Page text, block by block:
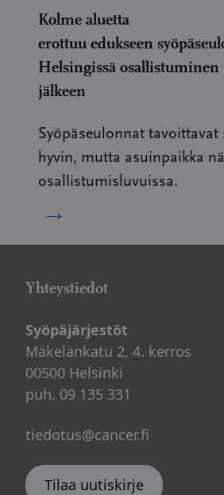
Kolme aluetta
erottuu edukseen
Helsingissä osallistuminen
jälkeen
Syöpäseulonnat tavoittavat
hyvin, mutta asuinpaikka
osallistumisluvuissa.
→
Yhteystiedot
Syöpäjärjestöt
Mäkelänkatu 2, 4. kerros
00500 Helsinki
puh. 09 135 331
tiedotus@cancer.fi
Tilaa uutiskirje